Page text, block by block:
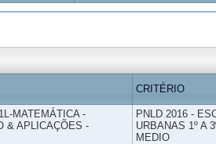
CRITÉRIO
MATEMÁTICA -
& APLICAÇÕES -
PNLD 2016 -
URBANAS 1º A
MEDIO